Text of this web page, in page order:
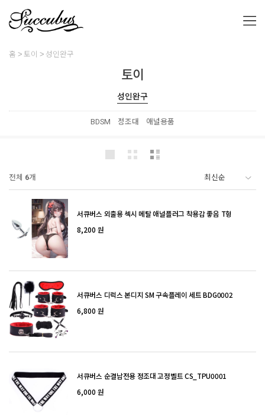
홈 토이 성인완구
토이
성인완구
BDSM 정조대 애널용품
전체 6개
서큐버스 외출용 섹시 메탈 애널플러그 착용감 좋음 T형
8,200 원
서큐버스 디럭스 본디지 SM 구속플레이 세트 BDG0002
6,800 원
서큐버스 순결남전용 정조대 고정벨트 CS_TPU0001
6,000 원